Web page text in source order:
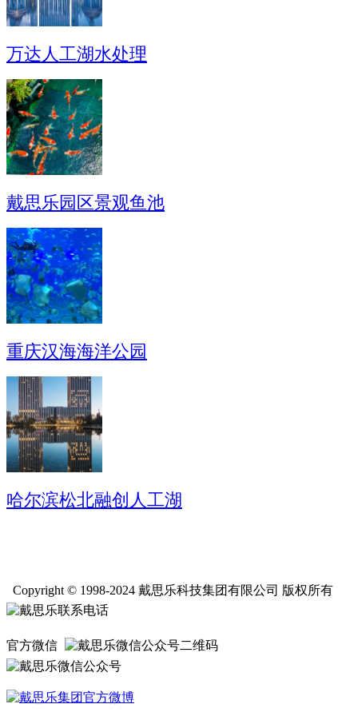
万达人工湖水处理
戴思乐园区景观鱼池
重庆汉海海洋公园
哈尔滨松北融创人工湖
Copyright © 1998-2024 戴思乐科技集团有限公司 版权所有
官方微信